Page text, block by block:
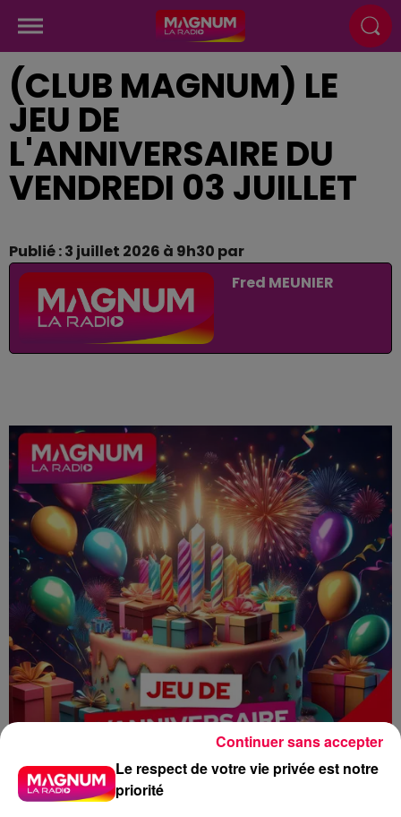
(CLUB MAGNUM) LE
JEU DE
L'ANNIVERSAIRE DU
VENDREDI 03 JUILLET
Publié : 3 juillet 2026 à 9h30 par
Fred MEUNIER
Le respect de votre vie privée est notre
priorité
Continuer sans accepter